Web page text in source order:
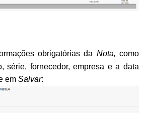
obrigatórias da Nota, como
série, fornecedor, empresa e a data
em Salvar: